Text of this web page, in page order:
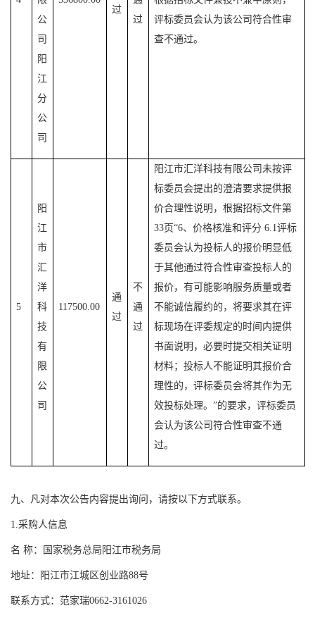
公
司
阳
江
分
公
司
过
过
评标委员会认为该公司符合性审
查不通过。
5
阳
江
市
汇
洋
科
技
有
限
公
司
117500.00
通
过
不
通
过
阳江市汇洋科技有限公司未按评
标委员会提出的澄清要求提供报
价合理性说明，根据招标文件第
33页“6、价格核准和评分 6.1评标
委员会认为投标人的报价明显低
于其他通过符合性审查投标人的
报价，有可能影响服务质量或者
不能诚信履约的，将要求其在评
标现场在评委规定的时间内提供
书面说明，必要时提交相关证明
材料；投标人不能证明其报价合
理性的，评标委员会将其作为无
效投标处理。”的要求，评标委员
会认为该公司符合性审查不通
过。
九、凡对本次公告内容提出询问，请按以下方式联系。
1.采购人信息
名 称：国家税务总局阳江市税务局
地址：阳江市江城区创业路88号
联系方式：范家瑞0662-3161026